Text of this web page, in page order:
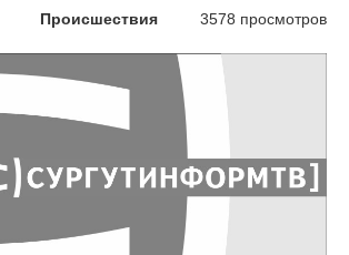
Происшествия 3578 просмотров